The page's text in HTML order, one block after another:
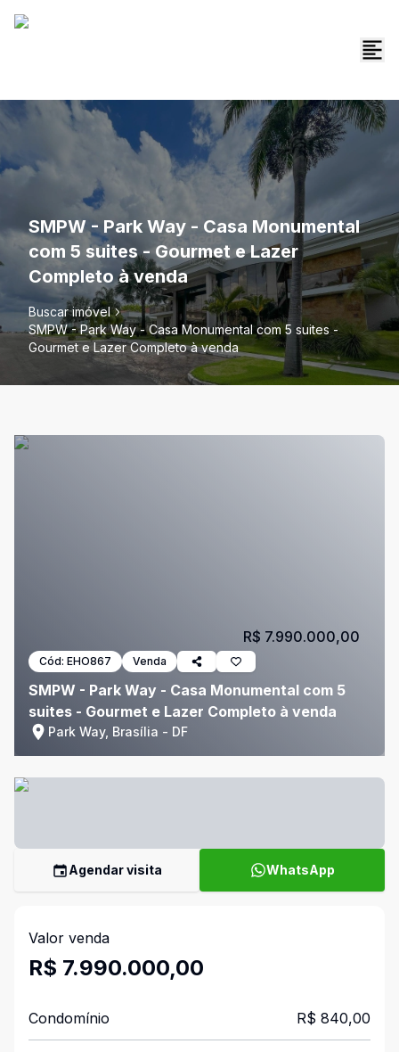
SMPW - Park Way - Casa Monumental
com 5 suites - Gourmet e Lazer
Completo à venda
Buscar imóvel
SMPW - Park Way - Casa Monumental com 5 suites -
Gourmet e Lazer Completo à venda
Cód: EHO867 Venda
SMPW - Park Way - Casa Monumental com 5
suites - Gourmet e Lazer Completo à venda
Park Way, Brasília - DF
R$ 7.990.000,00
Agendar visita WhatsApp
Valor venda
R$ 7.990.000,00
Condomínio R$ 840,00